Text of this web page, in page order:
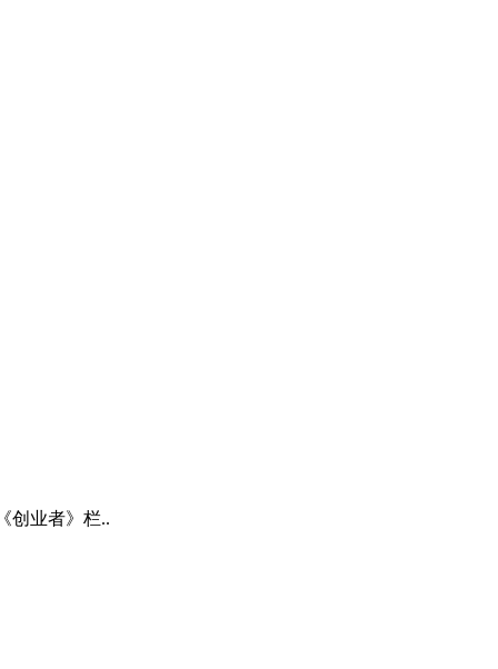
创业者》栏..